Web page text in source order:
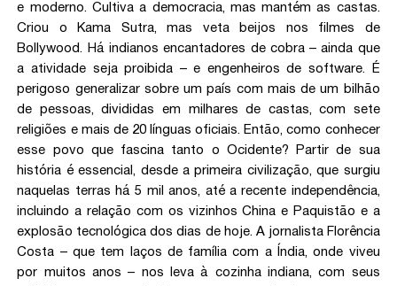
e moderno. Cultiva a democracia, mas mantém as castas.
Criou o Kama Sutra, mas veta beijos nos filmes de
Bollywood. Há indianos encantadores de cobra – ainda que
a atividade seja proibida – e engenheiros de software. É
perigoso generalizar sobre um país com mais de um bilhão
de pessoas, divididas em milhares de castas, com sete
religiões e mais de 20 línguas oficiais. Então, como conhecer
esse povo que fascina tanto o Ocidente? Partir de sua
história é essencial, desde a primeira civilização, que surgiu
naquelas terras há 5 mil anos, até a recente independência,
incluindo a relação com os vizinhos China e Paquistão e a
explosão tecnológica dos dias de hoje. A jornalista Florência
Costa – que tem laços de família com a Índia, onde viveu
por muitos anos – nos leva à cozinha indiana, com seus